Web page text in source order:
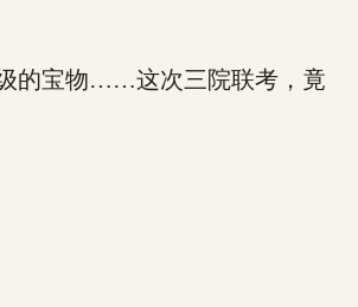
的宝物……这次三院联考，竟